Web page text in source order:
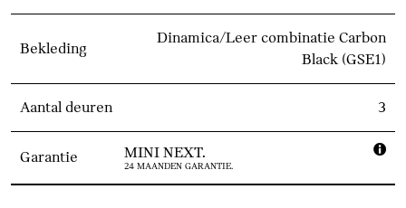
Bekleding
Dinamica/Leer combinatie Carbon
Black (GSE1)
Aantal deuren 3
Garantie MINI NEXT.
24 MAANDEN GARANTIE.